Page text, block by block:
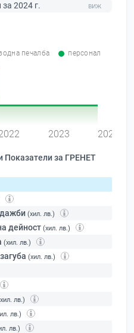
2024 г.
печалба персонал
2023 2024
Показатели за ГРЕНЕТ
(хил. лв.)
дейност (хил. лв.)
(хил. лв.)
(хил. лв.)
лв.)
лв.)
лв.)